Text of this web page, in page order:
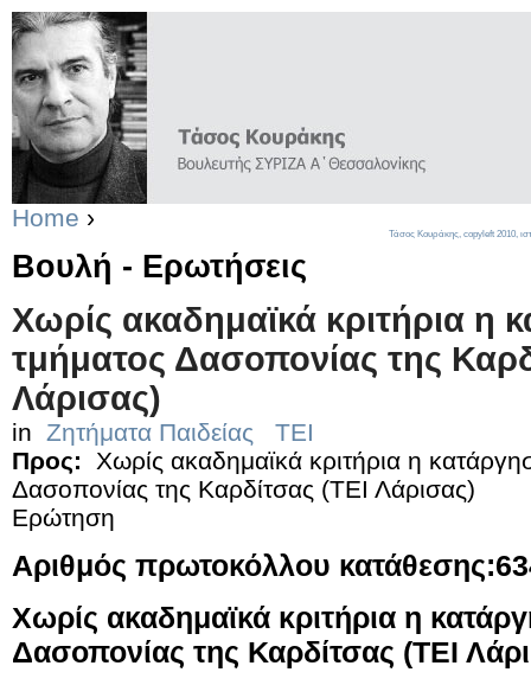
Home ›
Βουλή - Ερωτήσεις
Χωρίς ακαδημαϊκά κριτήρια η
τμήματος Δασοπονίας της
Λάρισας)
in Ζητήματα Παιδείας
ΤΕΙ
Προς:
Χωρίς ακαδημαϊκά κριτήρια η
Δασοπονίας της Καρδίτσας (ΤΕΙ Λάρισας)
Ερώτηση
Αριθμός πρωτοκόλλου
Χωρίς ακαδημαϊκά κριτήρια η
Δασοπονίας της Καρδίτσας (ΤΕΙ
Τάσος Κουράκης, copyleft 2010,